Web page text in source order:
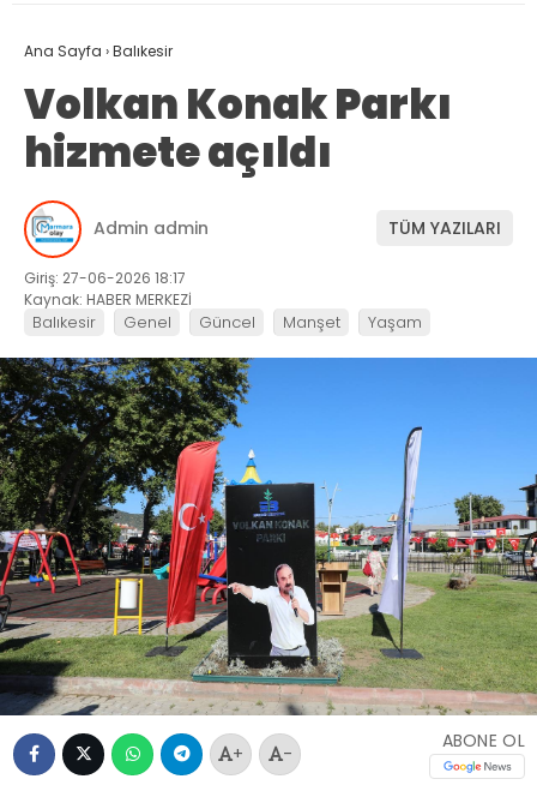
Ana Sayfa ›Balıkesir
Volkan Konak Parkı
hizmete açıldı
Admin admin TÜM YAZILARI
Giriş: 27-06-2026 18:17
Kaynak: HABER MERKEZİ
Balıkesir Genel Güncel Manşet Yaşam
+ -
ABONE OL